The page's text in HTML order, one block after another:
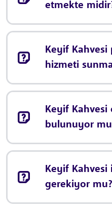
etmekte
Keyif Kahvesi
hizmeti
Keyif Kahvesi
bulunuyor
Keyif Kahvesi
gerekiyor mu?